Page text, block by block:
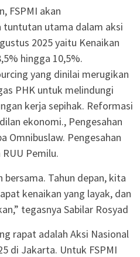
FSPMI akan
tuntutan utama dalam aksi
2025 yaitu Kenaikan
hingga 10,5%.
yang dinilai merugikan
PHK untuk melindungi
kerja sepihak. Reformasi
ekonomi., Pengesahan
Omnibuslaw. Pengesahan
Pemilu.
bersama. Tahun depan, kita
kenaikan yang layak, dan
tegasnya Sabilar Rosyad
rapat adalah Aksi Nasional
di Jakarta. Untuk FSPMI